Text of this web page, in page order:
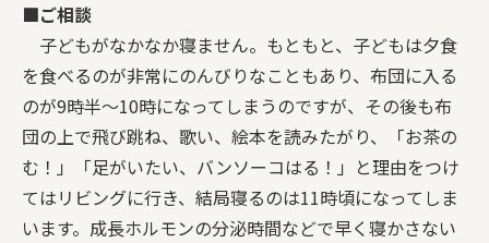
■ご相談
子どもがなかなか寝ません。もともと、子どもは夕食
を食べるのが非常にのんびりなこともあり、布団に入る
のが9時半～10時になってしまうのですが、その後も布
団の上で飛び跳ね、歌い、絵本を読みたがり、「お茶の
む！」「足がいたい、バンソーコはる！」と理由をつけ
てはリビングに行き、結局寝るのは11時頃になってしま
います。成長ホルモンの分泌時間などで早く寝かさない